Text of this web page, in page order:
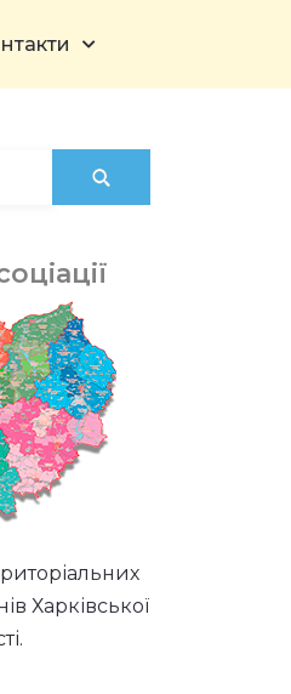
Харківської